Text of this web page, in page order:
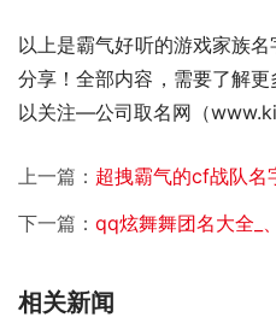
以上是霸气好听的游戏家族
分享！全部内容，需要了解
以关注—公司取名网（
上一篇： 超拽霸气的cf战队名字大全
下一篇： qq炫舞舞团名大全_、独
相关新闻